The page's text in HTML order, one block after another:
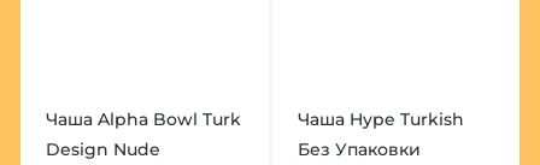
Чаша Alpha Bowl Turk
Design Nude
Чаша Hype Turkish
Без Упаковки